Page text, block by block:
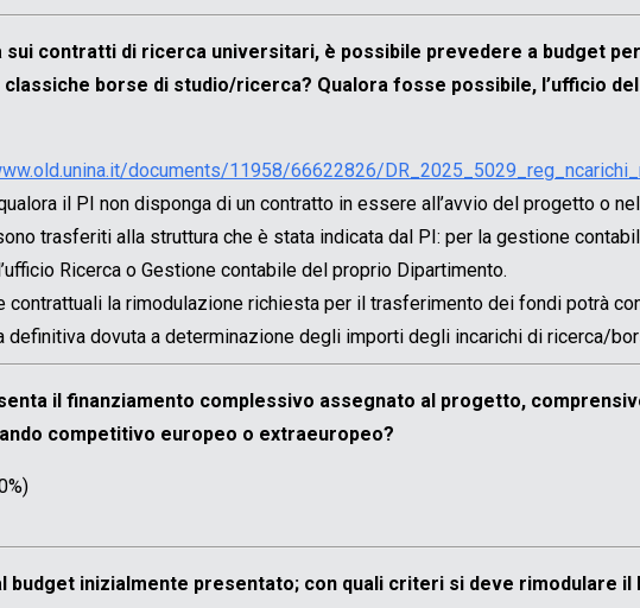
contratti di ricerca universitari, è possibile prevedere a budget
borse di studio/ricerca? Qualora fosse possibile, l’ufficio
documents/11958/66622826/
il PI non disponga di un contratto in essere all’avvio del progetto o
trasferiti alla struttura che è stata indicata dal PI: per la gestione
Ricerca o Gestione contabile del proprio Dipartimento.
contrattuali la rimodulazione richiesta per il trasferimento dei fondi potrà
dovuta a determinazione degli importi degli incarichi di ricerca/
il finanziamento complessivo assegnato al progetto,
competitivo europeo o extraeuropeo?
inizialmente presentato; con quali criteri si deve rimodulare il